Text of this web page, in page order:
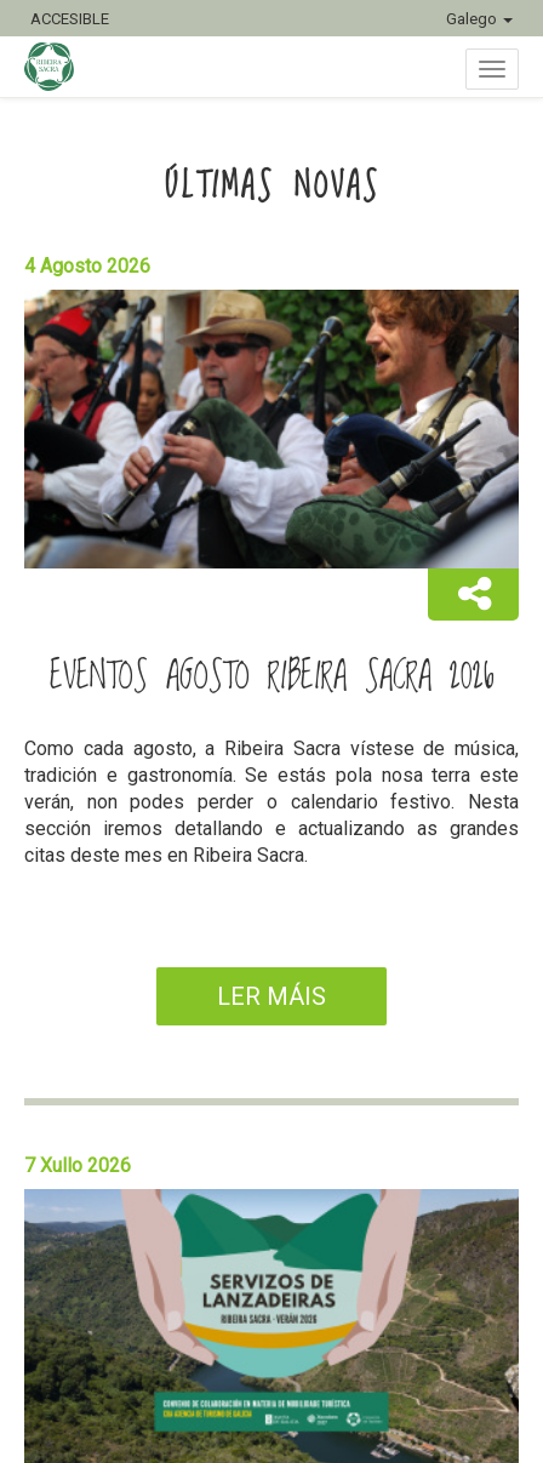
ACCESIBLE Galego
ÚLTIMAS NOVAS
4 Agosto 2026
EVENTOS AGOSTO RIBEIRA SACRA 2026
Como cada agosto, a Ribeira Sacra vístese de música,
tradición e gastronomía. Se estás pola nosa terra este
verán, non podes perder o calendario festivo. Nesta
sección iremos detallando e actualizando as grandes
citas deste mes en Ribeira Sacra.
LER MÁIS
7 Xullo 2026